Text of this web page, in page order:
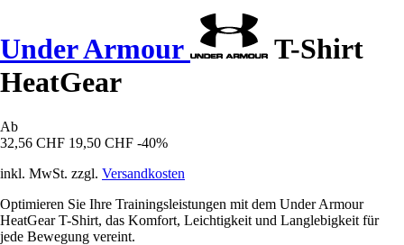
Under Armour
T-Shirt
HeatGear
Ab
32,56 CHF 19,50 CHF -40%
inkl. MwSt. zzgl. Versandkosten
Optimieren Sie Ihre Trainingsleistungen mit dem Under Armour
HeatGear T-Shirt, das Komfort, Leichtigkeit und Langlebigkeit für
jede Bewegung vereint.